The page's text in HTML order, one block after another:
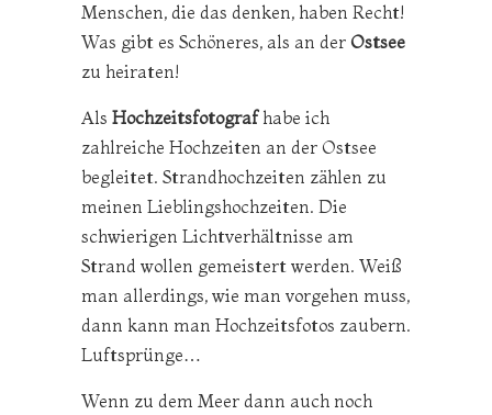
Menschen, die das denken, haben Recht!
Was gibt es Schöneres, als an der Ostsee
zu heiraten!
Als Hochzeitsfotografhabe ich
zahlreiche Hochzeiten an der Ostsee
begleitet. Strandhochzeiten zählen zu
meinen Lieblingshochzeiten. Die
schwierigen Lichtverhältnisse am
Strand wollen gemeistert werden. Weiß
man allerdings, wie man vorgehen muss,
dann kann man Hochzeitsfotos zaubern.
Luftsprünge…
Wenn zu dem Meer dann auch noch